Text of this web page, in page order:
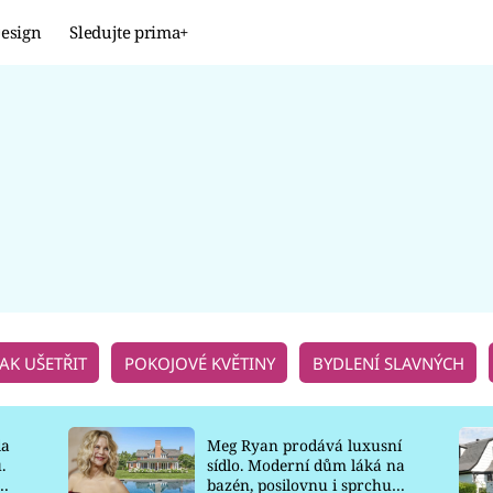
Sledujte prima+
UŠETŘIT POKOJOVÉ KVĚTINY BYDLENÍ SLAVNÝCH
Meg Ryan prodává luxusní
sídlo. Moderní dům láká na
bazén, posilovnu i sprchu